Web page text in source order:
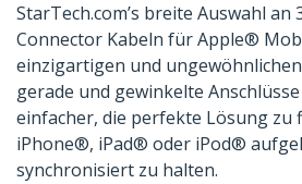
StarTech.com’s breite Auswahl an
Connector Kabeln für Apple®
einzigartigen und
gerade und gewinkelte
einfacher, die perfekte Lösung zu
iPhone®, iPad® oder iPod®
synchronisiert zu halten.